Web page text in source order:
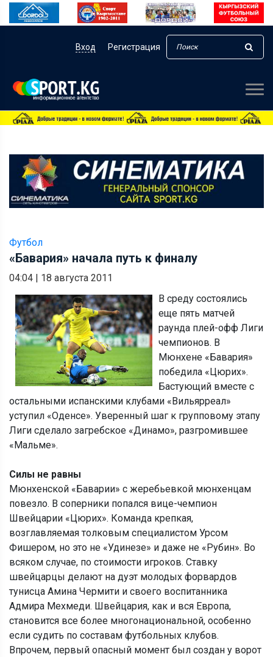
Вход Регистрация
Футбол
«Бавария» начала путь к финалу
04:04 | 18 августа 2011
В среду состоялись
еще пять матчей
раунда плей-офф Лиги
чемпионов. В
Мюнхене «Бавария»
победила «Цюрих».
Бастующий вместе с
остальными испанскими клубами «Вильярреал»
уступил «Оденсе». Уверенный шаг к групповому этапу
Лиги сделало загребское «Динамо», разгромившее
«Мальме».
Силы не равны
Мюнхенской «Баварии» с жеребьевкой мюнхенцам
повезло. В соперники попался вице-чемпион
Швейцарии «Цюрих». Команда крепкая,
возглавляемая толковым специалистом Урсом
Фишером, но это не «Удинезе» и даже не «Рубин». Во
всяком случае, по стоимости игроков. Ставку
швейцарцы делают на дуэт молодых форвардов
тунисца Амина Чермити и своего воспитанника
Адмира Мехмеди. Швейцария, как и вся Европа,
становится все более многонациональной, особенно
если судить по составам футбольных клубов.
Впрочем, первый опасный момент был создан у ворот